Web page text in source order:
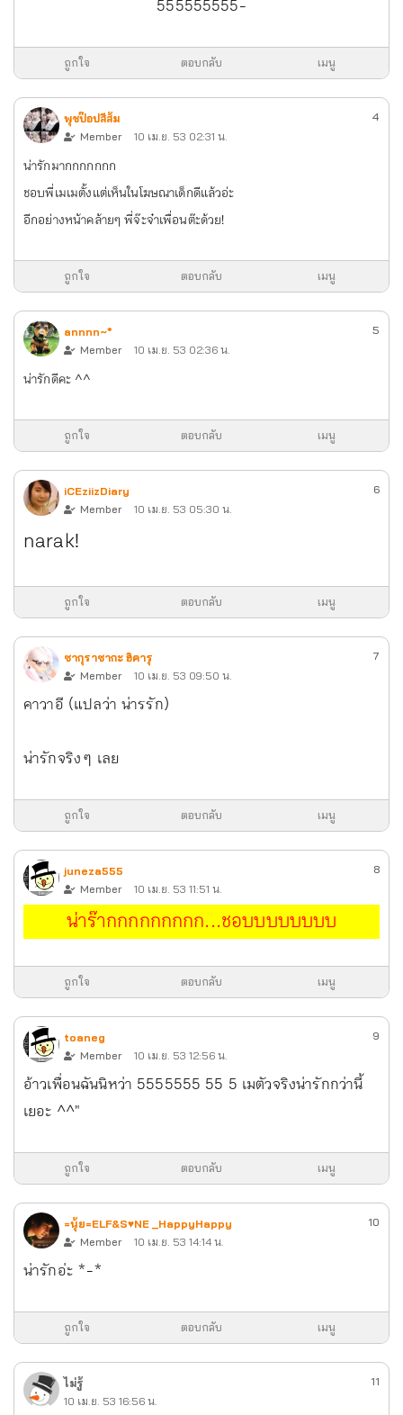
555555555-
ถูกใจ ตอบกลับ เมนู
พุชป๊อปสีส้ม
Member
10 เม.ย. 53 02:31 น.
4
น่ารักมากกกกกกก
ชอบพี่เมเมตั้งแต่เห็นในโฆษณาเด็กดีแล้วอ่ะ
อีกอย่างหน้าคล้ายๆ พี่จ๊ะจ๋าเพื่อนต๊ะด้วย!
ถูกใจ ตอบกลับ เมนู
annnn~*
Member
10 เม.ย. 53 02:36 น.
5
น่ารักดีคะ ^^
ถูกใจ ตอบกลับ เมนู
iCEziizDiary
Member
10 เม.ย. 53 05:30 น.
6
narak!
ถูกใจ ตอบกลับ เมนู
ซากุราซากะ ฮิคารุ
Member
10 เม.ย. 53 09:50 น.
7
คาวาอี (แปลว่า น่ารรัก)
น่ารักจริง ๆ เลย
ถูกใจ ตอบกลับ เมนู
juneza555
Member
10 เม.ย. 53 11:51 น.
8
น่าร๊ากกกกกกกกก...ชอบบบบบบบบ
ถูกใจ ตอบกลับ เมนู
toaneg
Member
10 เม.ย. 53 12:56 น.
9
อ้าวเพื่อนฉันนิหว่า 5555555 55 5 เมตัวจริงน่ารักกว่านี้
เยอะ ^^"
ถูกใจ ตอบกลับ เมนู
=นุ้ย=ELF&S♥NE _HappyHappy
Member
10 เม.ย. 53 14:14 น.
10
น่ารักอ่ะ *-*
ถูกใจ ตอบกลับ เมนู
ไม่รู้
10 เม.ย. 53 16:56 น.
11